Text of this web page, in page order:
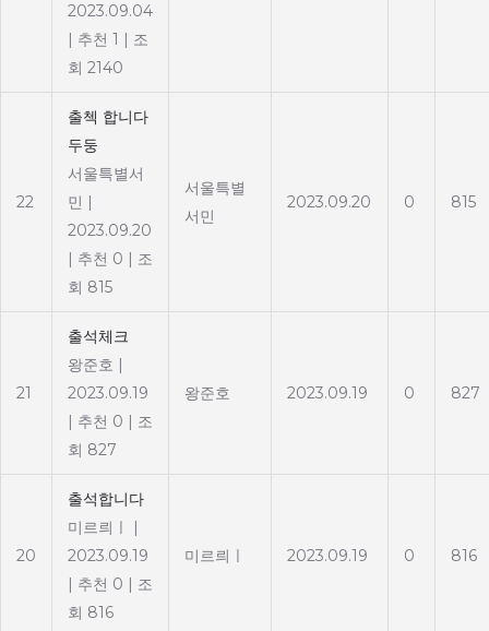
2023.09.04
| 추천 1 | 조
회 2140
22
출첵 합니다
두둥
서울특별서
민 |
2023.09.20
| 추천 0 | 조
회 815
서울특별
서민
2023.09.20 0 815
21
출석체크
왕준호 |
2023.09.19
| 추천 0 | 조
회 827
왕준호 2023.09.19 0 827
20
출석합니다
미르릐ㅣ
|
2023.09.19
| 추천 0 | 조
회 816
미르릐ㅣ 2023.09.19 0 816